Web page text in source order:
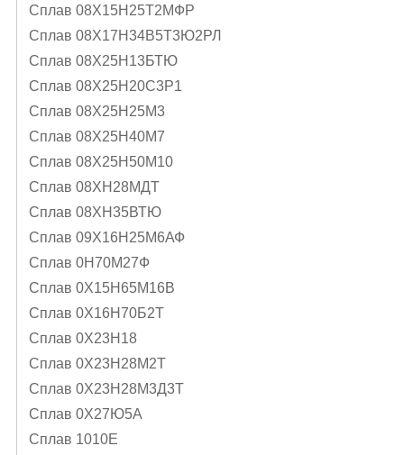
Сплав 08Х15Н25Т2МФР
Сплав 08Х17Н34В5Т3Ю2РЛ
Сплав 08Х25Н13БТЮ
Сплав 08Х25Н20С3Р1
Сплав 08Х25Н25М3
Сплав 08Х25Н40М7
Сплав 08Х25Н50М10
Сплав 08ХН28МДТ
Сплав 08ХН35ВТЮ
Сплав 09Х16Н25М6АФ
Сплав 0Н70М27Ф
Сплав 0Х15Н65М16В
Сплав 0Х16Н70Б2Т
Сплав 0Х23Н18
Сплав 0Х23Н28М2Т
Сплав 0Х23Н28М3Д3Т
Сплав 0Х27Ю5А
Сплав 1010Е